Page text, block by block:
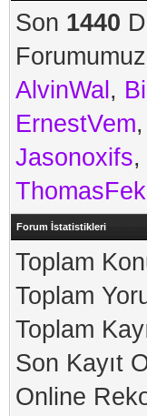
Son 1440
AlvinWal ,
ErnestVem,
Jasonoxifs,
ThomasFek
Forum İstatistikleri
Toplam
Toplam
Toplam
Son Kayıt
Online